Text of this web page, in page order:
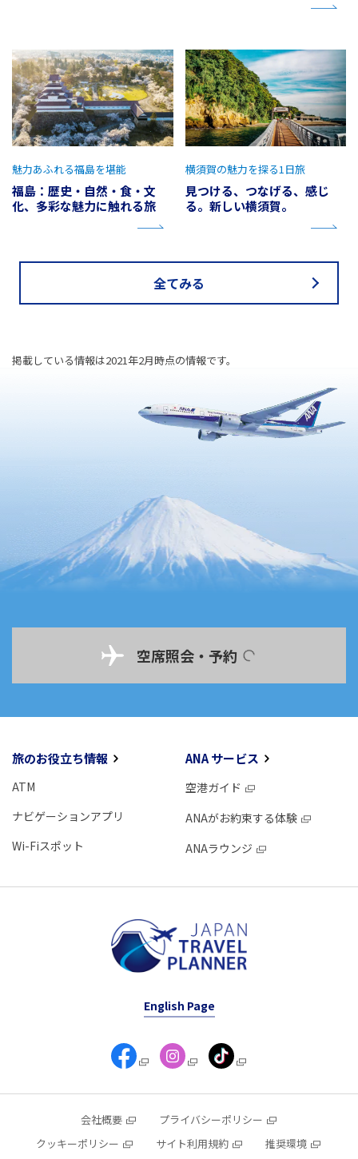
福島：歴史・自然・食・文
化、多彩な魅力に触れる旅
魅力あふれる福島を堪能
見つける、つなげる、感じ
る。新しい横須賀。
横須賀の魅力を探る1日旅
全てみる
掲載している情報は2021年2月時点の情報です。
空席照会・予約
旅のお役立ち情報
ATM
ナビゲーションアプリ
Wi-Fiスポット
ANA サービス
空港ガイド
ANAがお約束する体験
ANAラウンジ
English Page
会社概要
プライバシーポリシー
クッキーポリシー
サイト利用規約 推奨環境